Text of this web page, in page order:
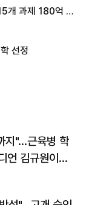
개 과제 180억 지
선정
지"…근육병 학
언 김규원이었